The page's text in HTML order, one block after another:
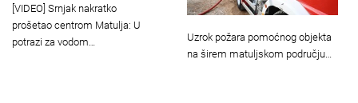
[VIDEO] Srnjak nakratko
prošetao centrom Matulja: U
potrazi za vodom…
Uzrok požara pomoćnog objekta
na širem matuljskom području…